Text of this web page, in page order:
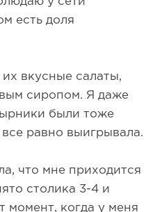
есть доля
вкусные салаты,
сиропом. Я даже
были тоже
равно выигрывала.
что мне приходится
столика 3-4 и
момент, когда у меня